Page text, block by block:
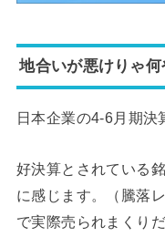
地合いが悪けりゃ
日本企業の4-6月期決
好決算とされている
に感じます。（騰落
で実際売られまくりだ